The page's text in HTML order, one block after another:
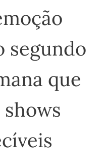
segundo
que